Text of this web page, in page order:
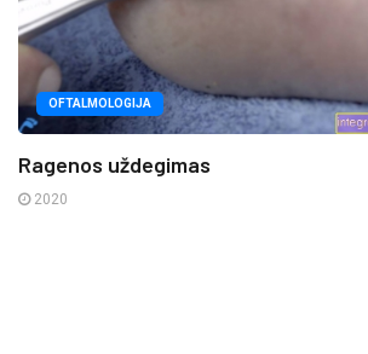
OFTALMOLOGIJA
Ragenos uždegimas
2020